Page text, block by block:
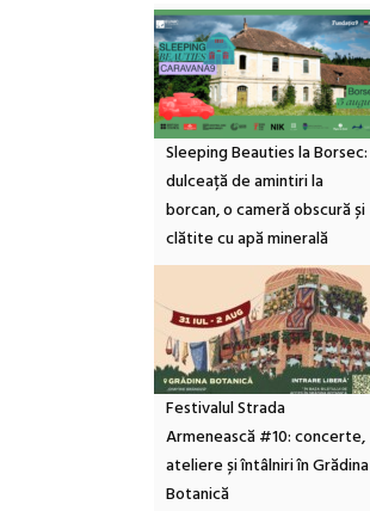
Sleeping Beauties la Borsec:
dulceață de amintiri la
borcan, o cameră obscură și
clătite cu apă minerală
Festivalul Strada
Armenească #10: concerte,
ateliere și întâlniri în Grădina
Botanică